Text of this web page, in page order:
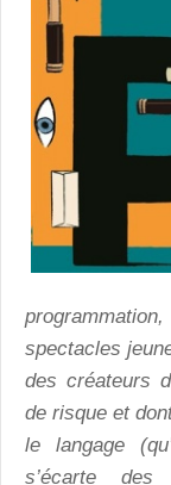
spectacles
des créateurs
de risque et
le langage
s’écarte